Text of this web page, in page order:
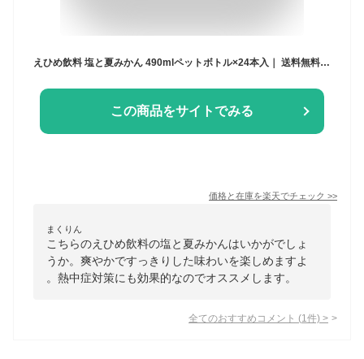
えひめ飲料 塩と夏みかん 490mlペットボトル×24本入｜ 送料無料 夏ミカン みかん 塩分 熱中症対策 水分補給
この商品をサイトでみる
価格と在庫を楽天でチェック >>
まくりん
こちらのえひめ飲料の塩と夏みかんはいかがでしょ
うか。爽やかですっきりした味わいを楽しめますよ
。熱中症対策にも効果的なのでオススメします。
全てのおすすめコメント (1 件) >